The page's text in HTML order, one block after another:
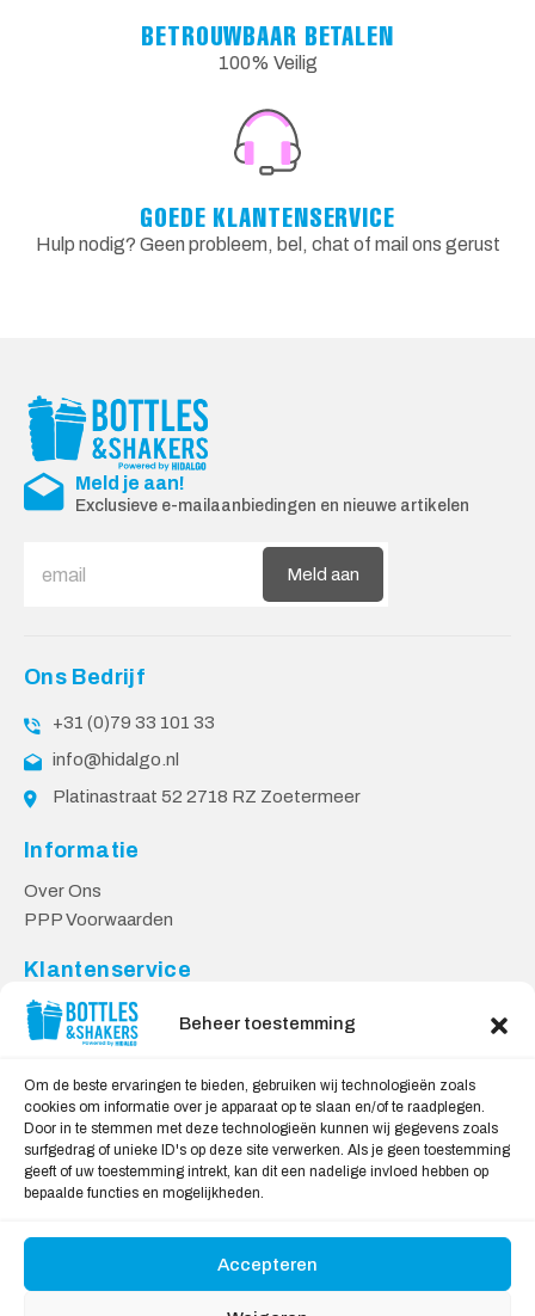
Beheer toestemming
Om de beste ervaringen te bieden, gebruiken wij technologieën zoals
cookies om informatie over je apparaat op te slaan en/of te raadplegen.
Door in te stemmen met deze technologieën kunnen wij gegevens zoals
surfgedrag of unieke ID's op deze site verwerken. Als je geen toestemming
geeft of uw toestemming intrekt, kan dit een nadelige invloed hebben op
bepaalde functies en mogelijkheden.
Accepteren
BETROUWBAAR BETALEN
100% Veilig
GOEDE KLANTENSERVICE
Hulp nodig? Geen probleem, bel, chat of mail ons gerust
Meld je aan!
Exclusieve e-mailaanbiedingen en nieuwe artikelen
Meld aan
Ons Bedrijf
+31 (0)79 33 101 33
info@hidalgo.nl
Platinastraat 52 2718 RZ Zoetermeer
Informatie
Over Ons
PPP Voorwaarden
Klantenservice
Contact
Levering & Retourneren
Veilig Shoppen
My account
Winkelwagen